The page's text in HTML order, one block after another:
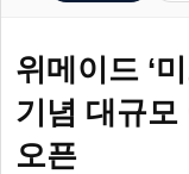
위메이드 ‘
기념 대규모
오픈